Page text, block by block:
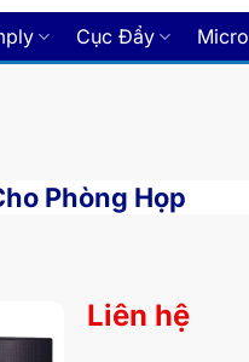
Cục Đẩy Micro
Phòng Họp
Liên hệ